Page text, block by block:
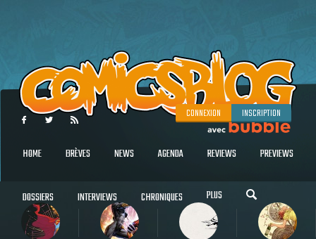
CONNEXION INSCRIPTION
HOME BRÈVES NEWS AGENDA REVIEWS PREVIEWS
DOSSIERS INTERVIEWS CHRONIQUES PLUS